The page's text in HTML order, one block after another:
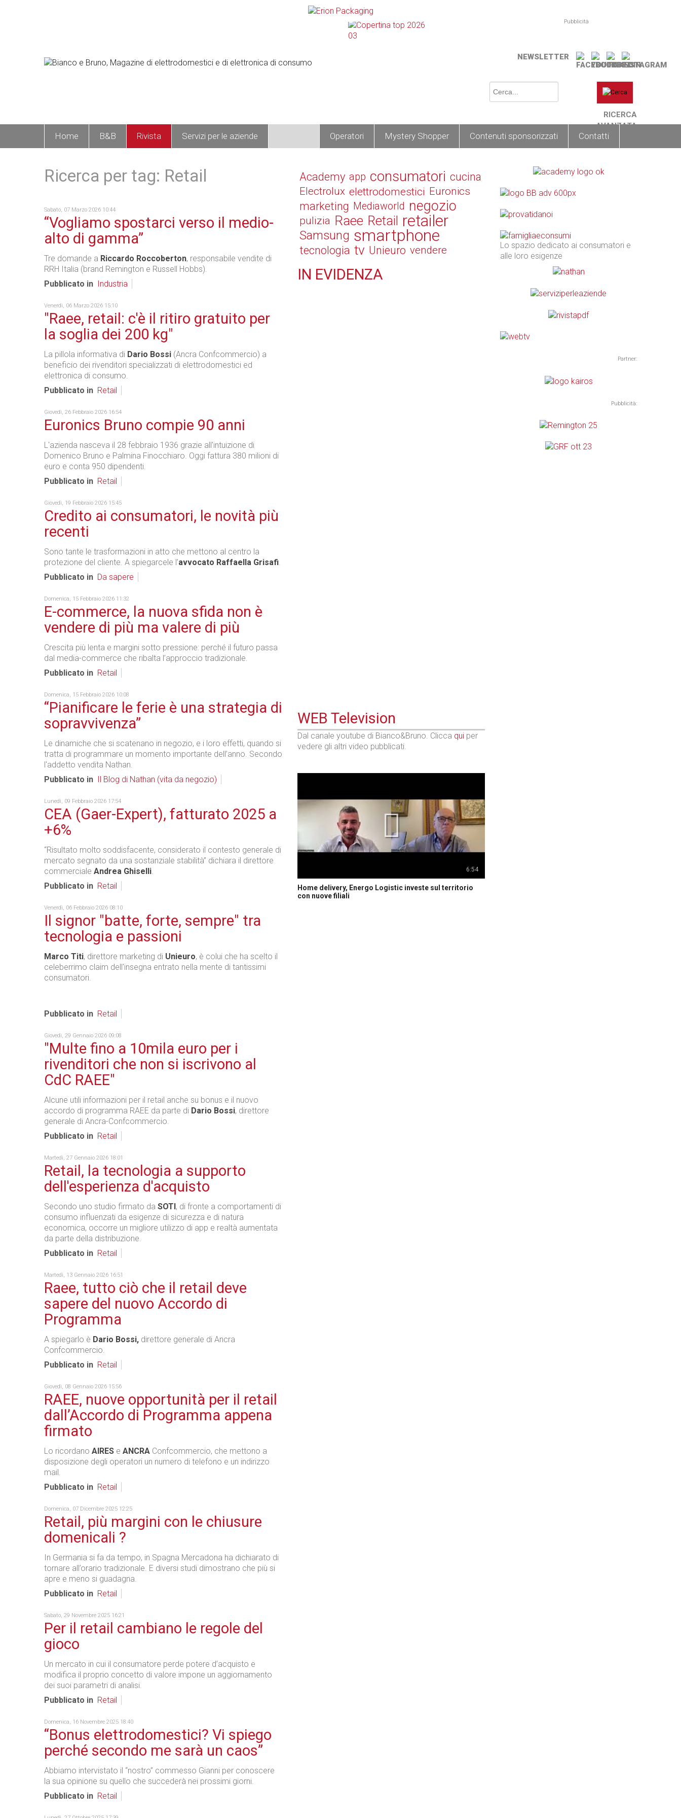
Pubblicità
NEWSLETTER
RICERCA
AVANZATA
Home B&B Rivista Servizi per le aziende Operatori Mystery Shopper Contenuti sponsorizzati Contatti
Ricerca per tag: Retail
Sabato, 07 Marzo 2026 10:44
“Vogliamo spostarci verso il medio-
alto di gamma”
Tre domande a Riccardo Roccoberton, responsabile vendite di
RRH Italia (brand Remington e Russell Hobbs).
Pubblicato in
Industria
Venerdì, 06 Marzo 2026 15:10
"Raee, retail: c'è il ritiro gratuito per
la soglia dei 200 kg"
La pillola informativa di Dario Bossi (Ancra Confcommercio) a
beneficio dei rivenditori specializzati di elettrodomestici ed
elettronica di consumo.
Pubblicato in Retail
Giovedì, 26 Febbraio 2026 16:54
Euronics Bruno compie 90 anni
L'azienda nasceva il 28 febbraio 1936 grazie all'intuizione di
Domenico Bruno e Palmina Finocchiaro. Oggi fattura 380 milioni di
euro e conta 950 dipendenti.
Pubblicato in Retail
Giovedì, 19 Febbraio 2026 15:45
Credito ai consumatori, le novità più
recenti
Sono tante le trasformazioni in atto che mettono al centro la
protezione del cliente. A spiegarcele l’avvocato Raffaella Grisafi.
Pubblicato in Da sapere
Domenica, 15 Febbraio 2026 11:32
E-commerce, la nuova sfida non è
vendere di più ma valere di più
Crescita più lenta e margini sotto pressione: perché il futuro passa
dal media-commerce che ribalta l’approccio tradizionale.
Pubblicato in Retail
Domenica, 15 Febbraio 2026 10:08
“Pianificare le ferie è una strategia di
sopravvivenza”
Le dinamiche che si scatenano in negozio, e i loro effetti, quando si
tratta di programmare un momento importante dell’anno. Secondo
l'addetto vendita Nathan.
Pubblicato in
Il Blog di Nathan (vita da negozio)
Lunedì, 09 Febbraio 2026 17:54
CEA (Gaer-Expert), fatturato 2025 a
+6%
“Risultato molto soddisfacente, considerato il contesto generale di
mercato segnato da una sostanziale stabilità” dichiara il direttore
commerciale Andrea Ghiselli.
Pubblicato in Retail
Venerdì, 06 Febbraio 2026 08:10
Il signor "batte, forte, sempre" tra
tecnologia e passioni
Marco Titi, direttore marketing di Unieuro, è colui che ha scelto il
celeberrimo claim dell'insegna entrato nella mente di tantissimi
consumatori.
Pubblicato in Retail
Giovedì, 29 Gennaio 2026 09:08
"Multe fino a 10mila euro per i
rivenditori che non si iscrivono al
CdC RAEE"
Alcune utili informazioni per il retail anche su bonus e il nuovo
accordo di programma RAEE da parte di Dario Bossi, direttore
generale di Ancra-Confcommercio.
Pubblicato in Retail
Martedì, 27 Gennaio 2026 18:01
Retail, la tecnologia a supporto
dell'esperienza d'acquisto
Secondo uno studio firmato da SOTI , di fronte a comportamenti di
consumo influenzati da esigenze di sicurezza e di natura
economica, occorre un migliore utilizzo di app e realtà aumentata
da parte della distribuzione.
Pubblicato in Retail
Martedì, 13 Gennaio 2026 16:51
Raee, tutto ciò che il retail deve
sapere del nuovo Accordo di
Programma
A spiegarlo è Dario Bossi, direttore generale di Ancra
Confcommercio.
Pubblicato in Retail
Giovedì, 08 Gennaio 2026 15:56
RAEE, nuove opportunità per il retail
dall’Accordo di Programma appena
firmato
Lo ricordano AIRES e ANCRA Confcommercio, che mettono a
disposizione degli operatori un numero di telefono e un indirizzo
mail.
Pubblicato in Retail
Domenica, 07 Dicembre 2025 12:25
Retail, più margini con le chiusure
domenicali ?
In Germania si fa da tempo, in Spagna Mercadona ha dichiarato di
tornare all’orario tradizionale. E diversi studi dimostrano che più si
apre e meno si guadagna.
Pubblicato in Retail
Sabato, 29 Novembre 2025 16:21
Per il retail cambiano le regole del
gioco
Un mercato in cui il consumatore perde potere d’acquisto e
modifica il proprio concetto di valore impone un aggiornamento
dei suoi parametri di analisi.
Pubblicato in Retail
Domenica, 16 Novembre 2025 18:40
“Bonus elettrodomestici? Vi spiego
perché secondo me sarà un caos”
Abbiamo intervistato il “nostro” commesso Gianni per conoscere
la sua opinione su quello che succederà nei prossimi giorni.
Pubblicato in Retail
Academy app consumatori cucina
Electrolux elettrodomestici Euronics
marketing Mediaworld negozio
pulizia Raee Retail retailer
Samsung smartphone
tecnologia tv Unieuro vendere
IN EVIDENZA
WEB Television
Dal canale youtube di Bianco&Bruno. Clicca qui per
vedere gli altri video pubblicati.
6:54
Home delivery, Energo Logistic investe sul territorio
con nuove filiali
Lo spazio dedicato ai consumatori e
alle loro esigenze
Partner:
Pubblicità: